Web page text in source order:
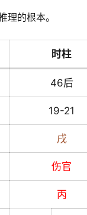
的根本。
时柱
46后
19-21
戌
伤官
丙